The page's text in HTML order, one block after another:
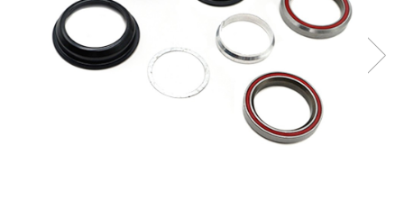
https://www.doctortrotineta.ro/lumini
Stop trotineta
https://www.doctortrotineta.ro/cadru